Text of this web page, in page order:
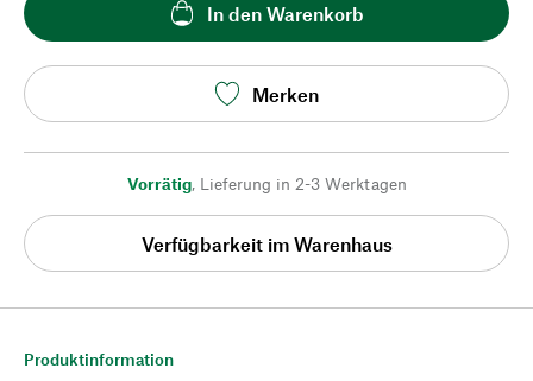
In den Warenkorb
Merken
Vorrätig, Lieferung in 2-3 Werktagen
Verfügbarkeit im Warenhaus
Produktinformation